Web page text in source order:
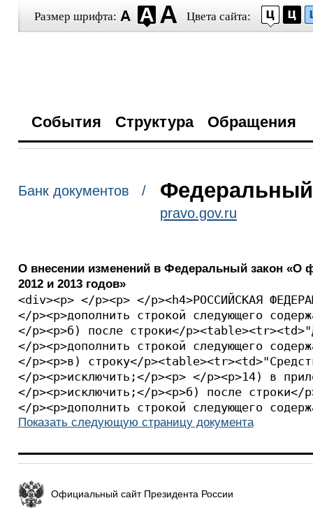
Размер шрифта: Цвета сайта:
События Структура Обращения
Банк документов / Федеральный
pravo.gov.ru
О внесении изменений в Федеральный закон «О
2012 и 2013 годов»
<div><p> </p><p> </
Показать следующую страницу документа
Официальный сайт Президента России